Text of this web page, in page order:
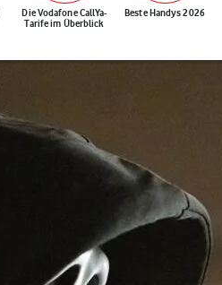
Die Vodafone CallYa-
Tarife im Überblick
Beste Handys 2026